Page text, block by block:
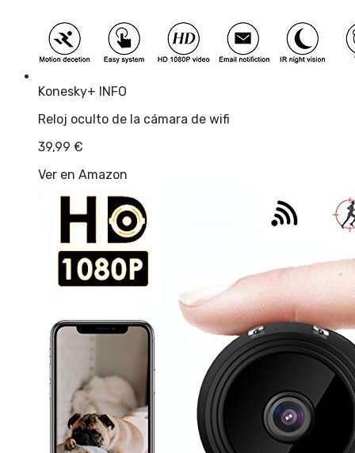
Konesky+ INFO
Reloj oculto de la cámara de wifi
39,99 €
Ver en Amazon